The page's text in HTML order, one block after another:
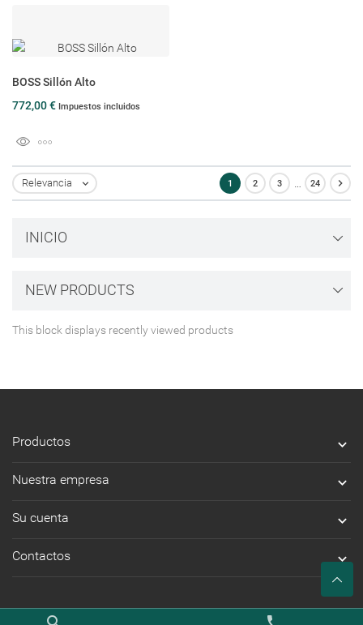
INICIO
NEW PRODUCTS
This block displays recently viewed products
BOSS Sillón Alto
772,00 € Impuestos incluidos
Relevancia  1 2 3 24 
Productos 
Nuestra empresa 
Su cuenta 
Contactos 